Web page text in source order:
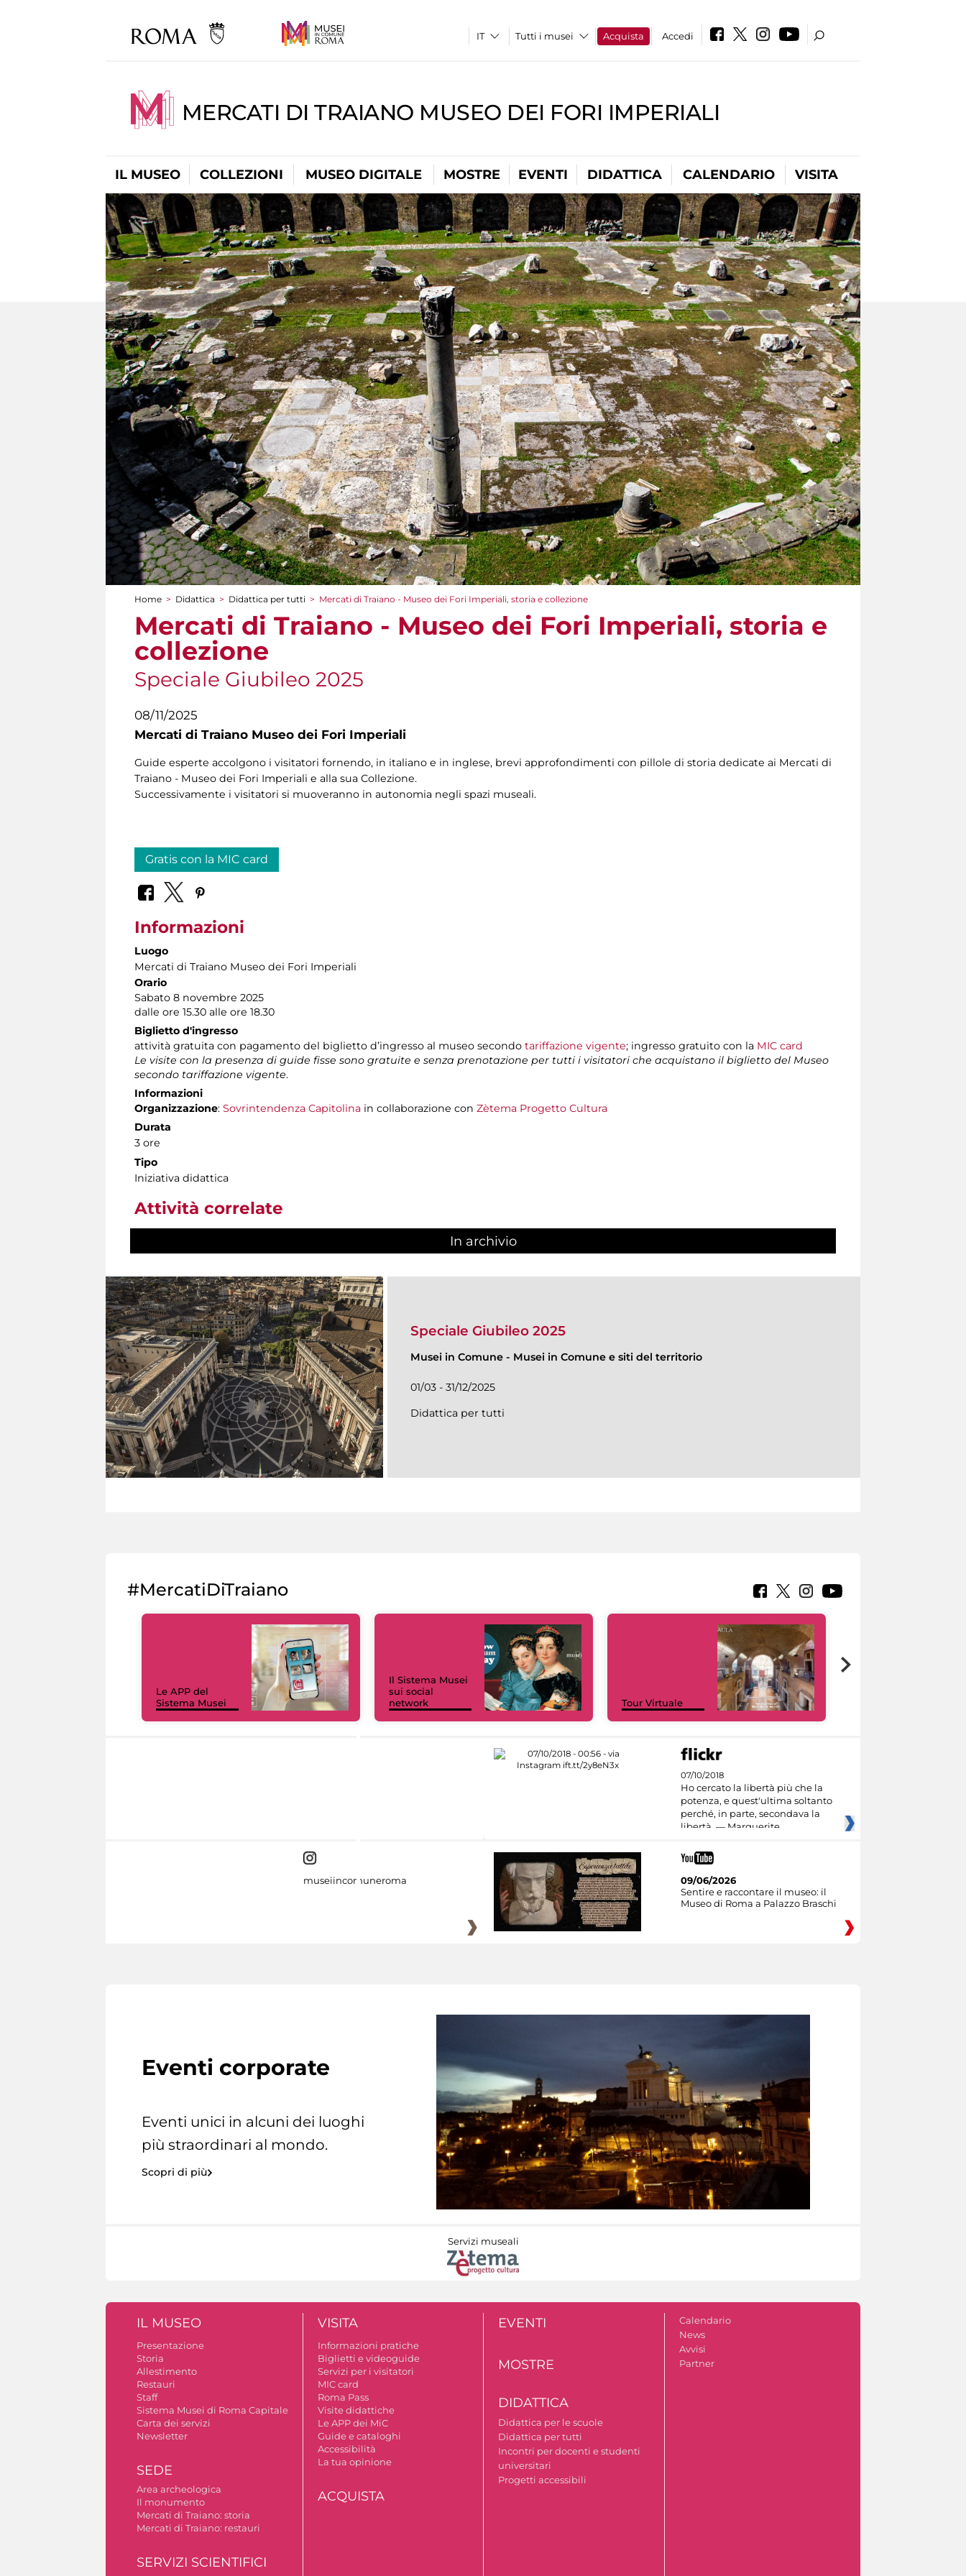
Tutti i musei Acquista Accedi
MERCATI DI TRAIANO MUSEO DEI FORI IMPERIALI
IL MUSEO COLLEZIONI MUSEO DIGITALE MOSTRE EVENTI DIDATTICA CALENDARIO VISITA
Tu sei qui
Home > Didattica > Didattica per tutti > Mercati di Traiano - Museo dei Fori Imperiali, storia e collezione
Mercati di Traiano - Museo dei Fori Imperiali, storia e
collezione
Speciale Giubileo 2025
08/11/2025
Mercati di Traiano Museo dei Fori Imperiali
Guide esperte accolgono i visitatori fornendo, in italiano e in inglese, brevi approfondimenti con pillole di storia dedicate ai Mercati di
Traiano - Museo dei Fori Imperiali e alla sua Collezione.
Successivamente i visitatori si muoveranno in autonomia negli spazi museali.
Gratis con la MIC card
Informazioni
Luogo
Mercati di Traiano Museo dei Fori Imperiali
Orario
Sabato 8 novembre 2025
dalle ore 15.30 alle ore 18.30
Biglietto d'ingresso
attività gratuita con pagamento del biglietto d’ingresso al museo secondo tariffazione vigente; ingresso gratuito con la MIC card
Le visite con la presenza di guide fisse sono gratuite e senza prenotazione per tutti i visitatori che acquistano il biglietto del Museo
secondo tariffazione vigente.
Informazioni
Organizzazione: Sovrintendenza Capitolina in collaborazione con Zètema Progetto Cultura
Durata
3 ore
Tipo
Iniziativa didattica
Attività correlate
In archivio
Speciale Giubileo 2025
Musei in Comune - Musei in Comune e siti del territorio
01/03 - 31/12/2025
Didattica per tutti
#MercatiDiTraiano
Le APP del
Sistema Musei
Il Sistema Musei
sui social
network
Tour Virtuale
07/10/2018
Ho cercato la libertà più che la
potenza, e quest'ultima soltanto
perché, in parte, secondava la
libertà. — Marguerite
museiincomuneroma
09/06/2026
Sentire e raccontare il museo: il
Museo di Roma a Palazzo Braschi
Eventi corporate
Eventi unici in alcuni dei luoghi
più straordinari al mondo.
Scopri di più
Servizi museali
IL MUSEO
Presentazione
Storia
Allestimento
Restauri
Staff
Sistema Musei di Roma Capitale
Carta dei servizi
Newsletter
SEDE
Area archeologica
Il monumento
Mercati di Traiano: storia
Mercati di Traiano: restauri
SERVIZI SCIENTIFICI
VISITA
Informazioni pratiche
Biglietti e videoguide
Servizi per i visitatori
MIC card
Roma Pass
Visite didattiche
Le APP dei MiC
Guide e cataloghi
Accessibilità
La tua opinione
ACQUISTA
EVENTI
MOSTRE
DIDATTICA
Didattica per le scuole
Didattica per tutti
Incontri per docenti e studenti
universitari
Progetti accessibili
Calendario
News
Avvisi
Partner